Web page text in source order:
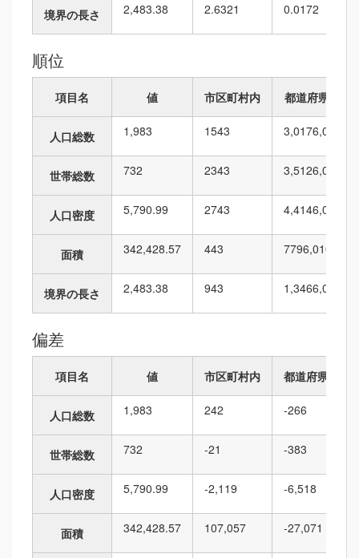
境界の長さ 2,483.38 2.6321 0.0172
順位
項目名 値 市区町村内 都道府県内
人口総数 1,983 1543 3,0176,010
世帯総数 732 2343 3,5126,010
人口密度 5,790.99 2743 4,4146,010
面積 342,428.57 443 7796,010
境界の長さ 2,483.38 943 1,3466,010
偏差
項目名 値 市区町村内 都道府県内
人口総数 1,983 242 -266
世帯総数 732 -21 -383
人口密度 5,790.99 -2,119 -6,518
面積 342,428.57 107,057 -27,071